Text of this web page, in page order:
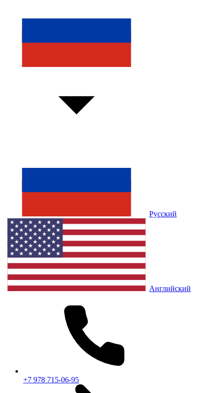
Русский
Английский
+7 978 715-06-95